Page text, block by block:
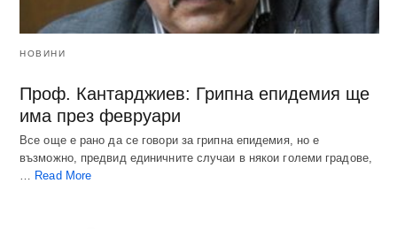
НОВИНИ
Проф. Кантарджиев: Грипна епидемия ще
има през февруари
Все още е рано да се говори за грипна епидемия, но е
възможно, предвид единичните случаи в някои големи градове,
… Read More